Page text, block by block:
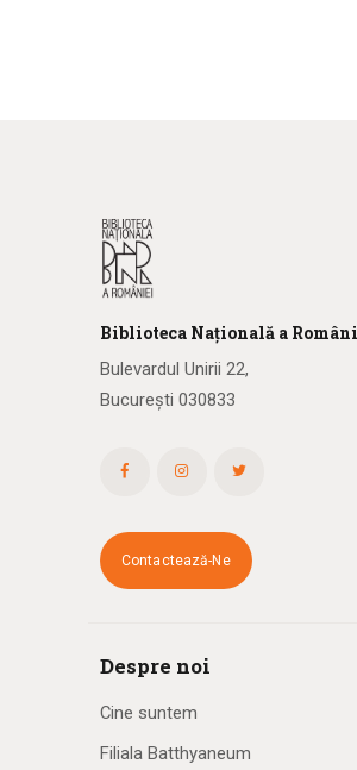
Biblioteca Națională a R
Bulevardul Unirii 22,
București 030833
Contactează-Ne
Despre noi
Cine suntem
Filiala Batthyaneum